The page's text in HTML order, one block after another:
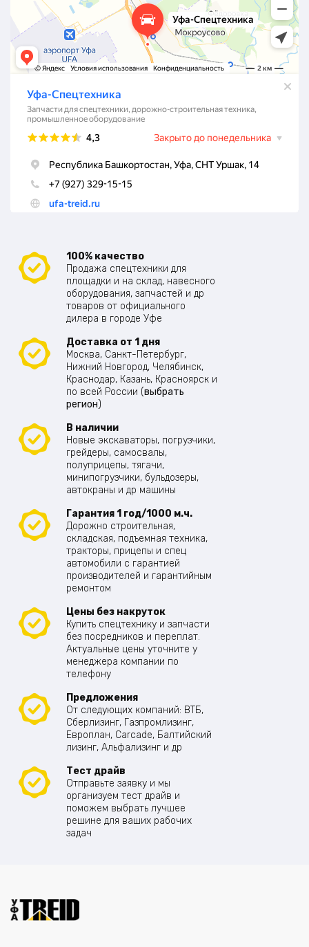
100% качество
Продажа спецтехники для
площадки и на склад, навесного
оборудования, запчастей и др
товаров от официального
дилера в городе Уфе
Доставка от 1 дня
Москва, Санкт-Петербург,
Нижний Новгород, Челябинск,
Краснодар, Казань, Красноярск и
по всей России (выбрать
регион)
В наличии
Новые экскаваторы, погрузчики,
грейдеры, самосвалы,
полуприцепы, тягачи,
минипогрузчики, бульдозеры,
автокраны и др машины
Гарантия 1 год/1000 м.ч.
Дорожно строительная,
складская, подъемная техника,
тракторы, прицепы и спец
автомобили с гарантией
производителей и гарантийным
ремонтом
Цены без накруток
Купить спецтехнику и запчасти
без посредников и переплат.
Актуальные цены уточните у
менеджера компании по
телефону
Предложения
От следующих компаний: ВТБ,
Сберлизинг, Газпромлизинг,
Европлан, Carcade, Балтийский
лизинг, Альфализинг и др
Тест драйв
Отправьте заявку и мы
организуем тест драйв и
поможем выбрать лучшее
решине для ваших рабочих
задач